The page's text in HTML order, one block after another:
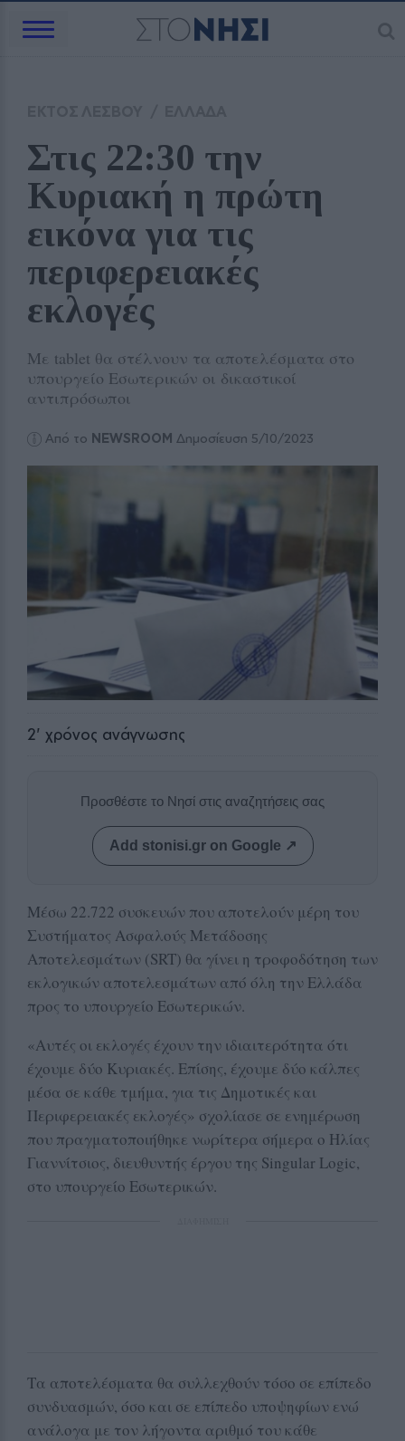
Στις 22:30 την
Κυριακή η πρώτη
εικόνα για τις
περιφερειακές
εκλογές
Με tablet θα στέλνουν τα αποτελέσματα στο
υπουργείο Εσωτερικών οι δικαστικοί
αντιπρόσωποι
Από το NEWSROOM Δημοσίευση 5/10/2023
2' χρόνος ανάγνωσης
Προσθέστε το Νησί στις αναζητήσεις σας
Add stonisi.gr on Google ↗
Μέσω 22.722 συσκευών που αποτελούν μέρη του
Συστήματος Ασφαλούς Μετάδοσης
Αποτελεσμάτων (SRT) θα γίνει η τροφοδότηση των
εκλογικών αποτελεσμάτων από όλη την Ελλάδα
προς το υπουργείο Εσωτερικών.
«Αυτές οι εκλογές έχουν την ιδιαιτερότητα ότι
έχουμε δύο Κυριακές. Επίσης, έχουμε δύο κάλπες
μέσα σε κάθε τμήμα, για τις Δημοτικές και
Περιφερειακές εκλογές» σχολίασε σε ενημέρωση
που πραγματοποιήθηκε νωρίτερα σήμερα ο Ηλίας
Γιαννίτσιος, διευθυντής έργου της Singular Logic,
στο υπουργείο Εσωτερικών.
Τα αποτελέσματα θα συλλεχθούν τόσο σε επίπεδο
συνδυασμών, όσο και σε επίπεδο υποψηφίων ενώ
ανάλογα με τον λήγοντα αριθμό του κάθε